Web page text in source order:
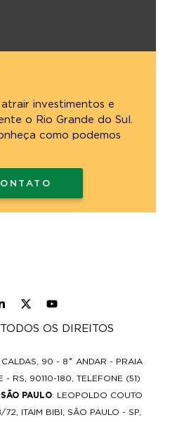
investimentos e
o Rio Grande do Sul.
como podemos
OS DIREITOS
90 - 8˚ ANDAR - PRAIA
- RS, 90110-180, TELEFONE (51)
PAULO: LEOPOLDO COUTO
ITAIM BIBI, SÃO PAULO - SP,